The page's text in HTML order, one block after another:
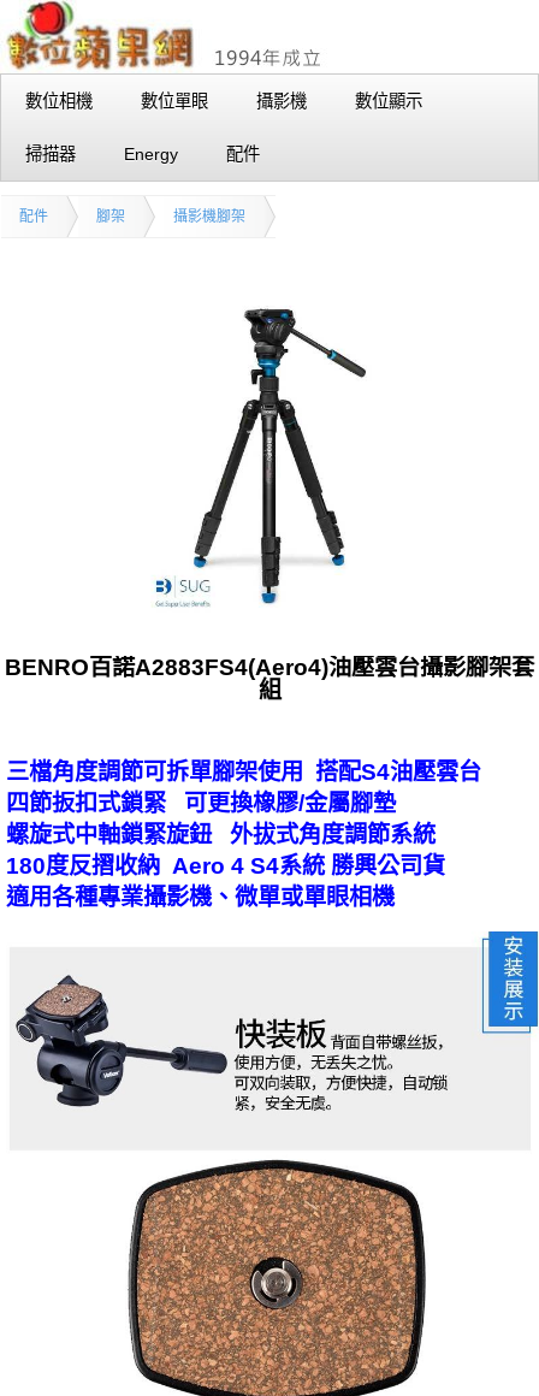
數位相機 數位單眼 攝影機 數位顯示
掃描器 Energy 配件
配件 腳架 攝影機腳架
BENRO百諾A2883FS4(Aero4)油壓雲台攝影腳架套
組
三檔角度調節可拆單腳架使用 搭配S4油壓雲台
四節扳扣式鎖緊 可更換橡膠/金屬腳墊
螺旋式中軸鎖緊旋鈕 外拔式角度調節系統
180度反摺收納 Aero 4 S4系統 勝興公司貨
適用各種專業攝影機、微單或單眼相機